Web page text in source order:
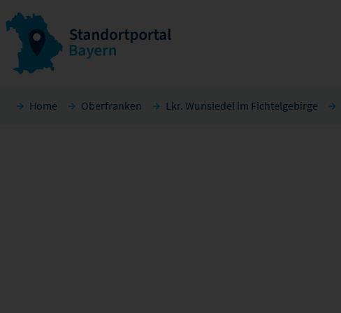
Home Oberfranken Lkr. Wunsiedel im Fichtelgebirge